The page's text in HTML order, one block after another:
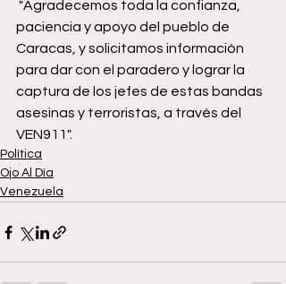
paciencia y apoyo del pueblo de
Caracas, y solicitamos información
para dar con el paradero y lograr la
captura de los jefes de estas bandas
asesinas y terroristas, a través del
VEN911".
Política
Ojo Al Día
Venezuela